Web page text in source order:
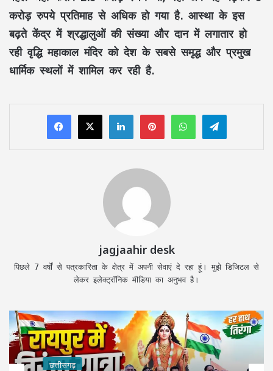
करोड़ रुपये प्रतिमाह से अधिक हो गया है. आस्था के इस
बढ़ते केंद्र में श्रद्धालुओं की संख्या और दान में लगातार हो
रही वृद्धि महाकाल मंदिर को देश के सबसे समृद्ध और प्रमुख
धार्मिक स्थलों में शामिल कर रही है.
LinkedInPinterestWhatsAppTelegram
jagjaahir desk
पिछले 7 वर्षों से पत्रकारिता के क्षेत्र में अपनी सेवाएं दे रहा हूं। मुझे डिजिटल से
लेकर इलेक्ट्रॉनिक मीडिया का अनुभव है।
छत्तीसगढ़